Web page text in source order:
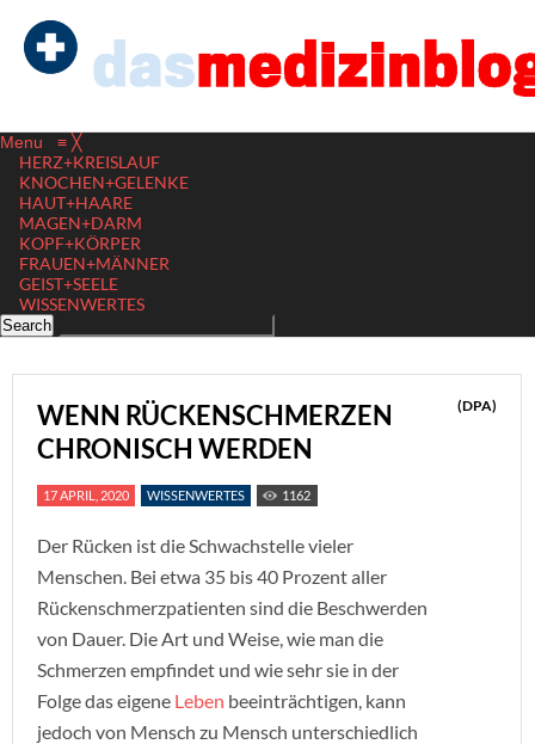
Menu ≡ ╳
HERZ+KREISLAUF
KNOCHEN+GELENKE
HAUT+HAARE
MAGEN+DARM
KOPF+KÖRPER
FRAUEN+MÄNNER
GEIST+SEELE
WISSENWERTES
WENN RÜCKENSCHMERZEN
CHRONISCH WERDEN
(DPA)
17 APRIL, 2020 WISSENWERTES 1162
Der Rücken ist die Schwachstelle vieler
Menschen. Bei etwa 35 bis 40 Prozent aller
Rückenschmerzpatienten sind die Beschwerden
von Dauer. Die Art und Weise, wie man die
Schmerzen empfindet und wie sehr sie in der
Folge das eigene Leben beeinträchtigen, kann
jedoch von Mensch zu Mensch unterschiedlich